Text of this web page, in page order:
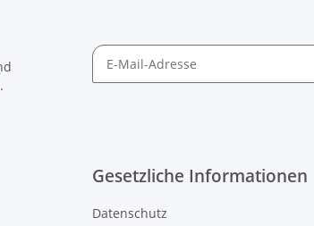
Gesetzliche Informationen
Datenschutz